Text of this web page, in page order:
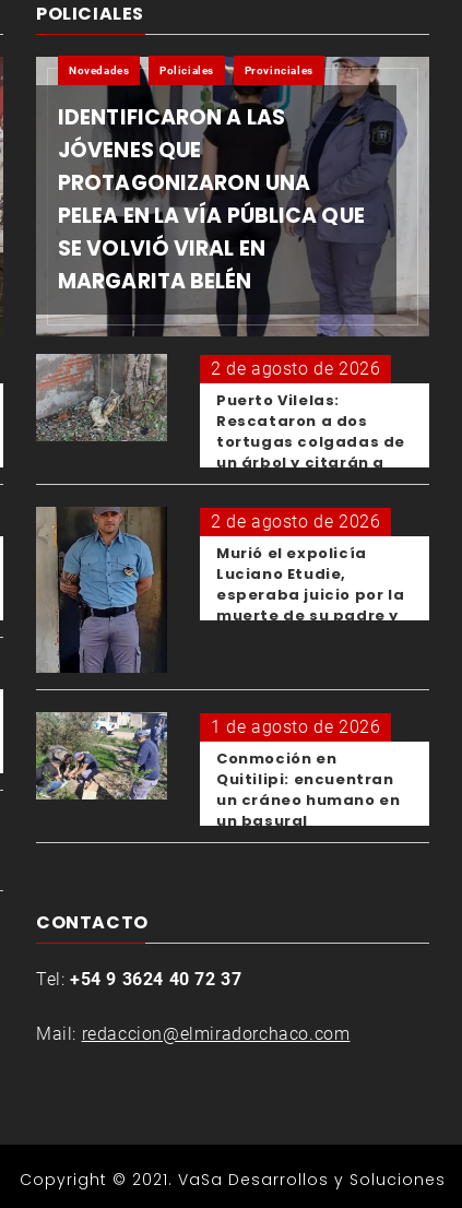
POLICIALES
Novedades Policiales Provinciales
IDENTIFICARON A LAS
JÓVENES QUE
PROTAGONIZARON UNA
PELEA EN LA VÍA PÚBLICA QUE
SE VOLVIÓ VIRAL EN
MARGARITA BELÉN
2 de agosto de 2026
Puerto Vilelas:
Rescataron a dos
tortugas colgadas de
un árbol y citarán a
los padres de los
menores responsables
2 de agosto de 2026
Murió el expolicía
Luciano Etudie,
esperaba juicio por la
muerte de su padre y
1 de agosto de 2026
Conmoción en
Quitilipi: encuentran
un cráneo humano en
un basural
CONTACTO
Tel: +54 9 3624 40 72 37
Mail: redaccion@elmiradorchaco.com
Copyright © 2021. VaSa Desarrollos y Soluciones